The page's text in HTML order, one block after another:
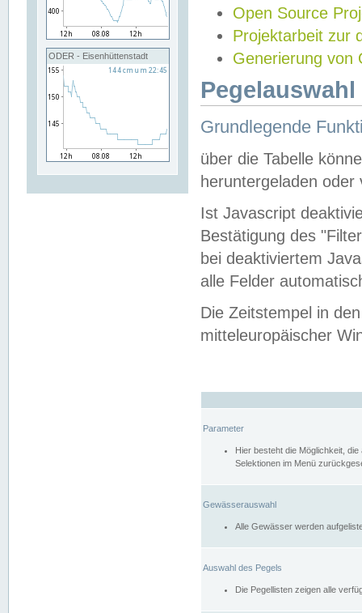
ODER - Eisenhüttenstadt
Open Source
Projektarbeit zur
Generierung von
Grundlegende
über die Tabelle
heruntergeladen oder
Ist Javascript
Bestätigung des
bei deaktiviertem
alle Felder
Die Zeitstempel in
mitteleuropäischer
Parameter
Hier besteht die Möglichkeit,
Selektionen im Menü
Gewässerauswahl
Alle Gewässer werden
Auswahl des Pegels
Die Pegellisten zeigen alle